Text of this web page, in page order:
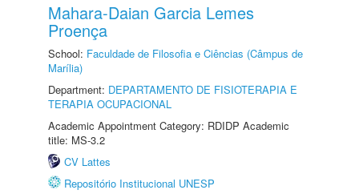
Mahara-Daian Garcia Lemes
Proença
School: Faculdade de Filosofia e Ciências (Câmpus de
Marília)
Department: DEPARTAMENTO DE FISIOTERAPIA E
TERAPIA OCUPACIONAL
Academic Appointment Category: RDIDP Academic
title: MS-3.2
CV Lattes
Repositório Institucional UNESP